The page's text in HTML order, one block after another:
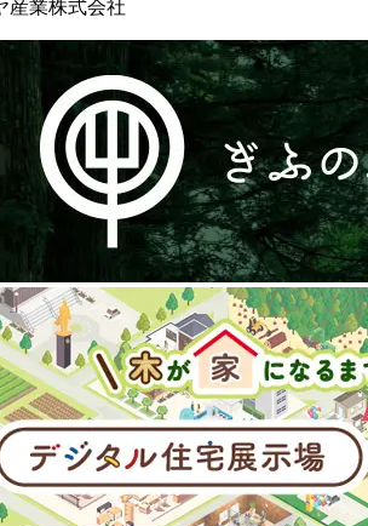
産業株式会社